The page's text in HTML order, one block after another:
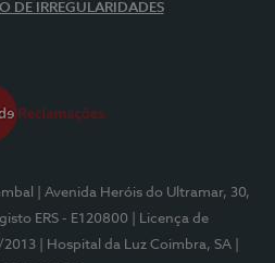
DE IRREGULARIDADES
| Avenida Heróis do Ultramar, 30,
ERS - E120800
| Licença de
2013
| Hospital da Luz Coimbra, SA